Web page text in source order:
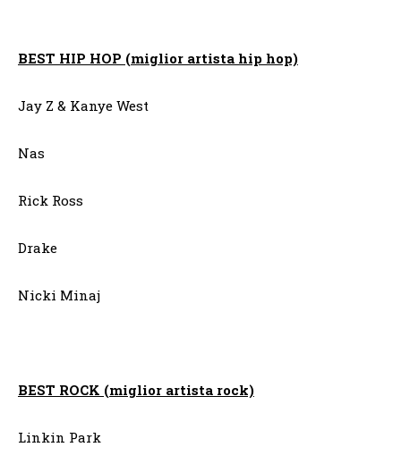
BEST HIP HOP (miglior artista hip hop)
Jay Z & Kanye West
Nas
Rick Ross
Drake
Nicki Minaj
BEST ROCK (miglior artista rock)
Linkin Park